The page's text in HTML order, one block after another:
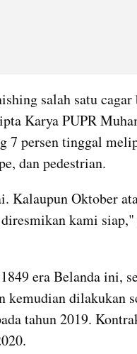
salah satu cagar
Karya PUPR
7 persen tinggal
dan pedestrian.
Kalaupun Oktober
kami
era Belanda ini,
kemudian dilakukan
tahun 2019.